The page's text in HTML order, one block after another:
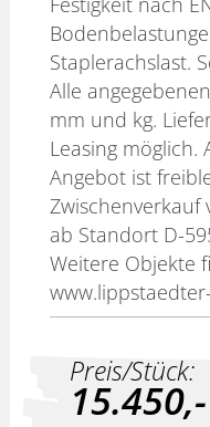
Staplerachslast.
Alle
mm und kg.
Leasing möglich.
Angebot ist
ab Standort D-
Weitere Objekte
Preis/Stück:
15.450,-